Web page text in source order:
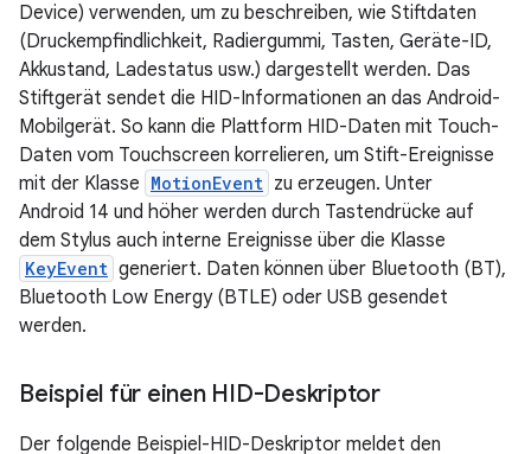
Device) verwenden, um zu beschreiben, wie Stiftdaten
(Druckempfindlichkeit, Radiergummi, Tasten, Geräte-ID,
Akkustand, Ladestatus usw.) dargestellt werden. Das
Stiftgerät sendet die HID-Informationen an das Android-
Mobilgerät. So kann die Plattform HID-Daten mit Touch-
Daten vom Touchscreen korrelieren, um Stift-Ereignisse
mit der Klasse MotionEvent zu erzeugen. Unter
Android 14 und höher werden durch Tastendrücke auf
dem Stylus auch interne Ereignisse über die Klasse
KeyEvent generiert. Daten können über Bluetooth (BT),
Bluetooth Low Energy (BTLE) oder USB gesendet
werden.
Beispiel für einen HID-Deskriptor
Der folgende Beispiel-HID-Deskriptor meldet den